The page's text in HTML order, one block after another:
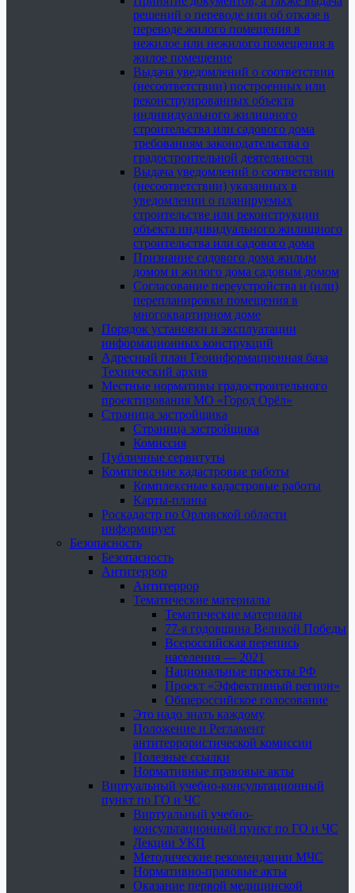
решений о переводе или об отказе в
переводе жилого помещения в
нежилое или нежилого помещения в
жилое помещение
Выдача уведомлений о соответствии
(несоответствии) построенных или
реконструированных объекта
индивидуального жилищного
строительства или садового дома
требованиям законодательства о
градостроительной деятельности
Выдача уведомлений о соответствии
(несоответствии) указанных в
уведомлении о планируемых
строительстве или реконструкции
объекта индивидуального жилищного
строительства или садового дома
Признание садового дома жилым
домом и жилого дома садовым домом
Согласование переустройства и (или)
перепланировки помещения в
многоквартирном доме
Порядок установки и эксплуатации
информационных конструкций
Адресный план Геоинформационная база
Технический архив
Местные нормативы градостроительного
проектирования МО «Город Орёл»
Страница застройщика
Страница застройщика
Комиссия
Публичные сервитуты
Комплексные кадастровые работы
Комплексные кадастровые работы
Карты-планы
Роскадастр по Орловской области
информирует
Безопасность
Безопасность
Антитеррор
Антитеррор
Тематические материалы
Тематические материалы
77-я годовщина Великой Победы
Всероссийская перепись
населения — 2021
Национальные проекты РФ
Проект «Эффективный регион»
Общероссийское голосование
Это надо знать каждому
Положение и Регламент
антитеррористической комиссии
Полезные ссылки
Нормативные правовые акты
Виртуальный учебно-консультационный
пункт по ГО и ЧС
Виртуальный учебно-
консультационный пункт по ГО и ЧС
Лекции УКП
Методические рекомендации МЧС
Нормативно-правовые акты
Оказание первой медицинской